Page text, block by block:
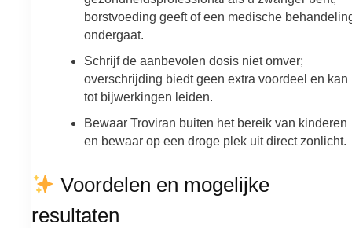
borstvoeding geeft of een medische
ondergaat.
Schrijf de aanbevolen dosis niet omver;
overschrijding biedt geen extra voordeel en kan
tot bijwerkingen leiden.
Bewaar Troviran buiten het bereik van kinderen
en bewaar op een droge plek uit direct zonlicht.
Voordelen en mogelijke
resultaten